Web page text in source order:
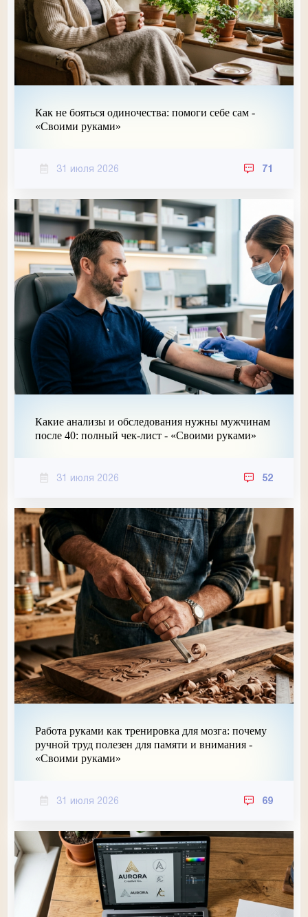
Как не бояться одиночества: помоги себе сам -
«Своими руками»
31 июля 2026 71
Какие анализы и обследования нужны мужчинам
после 40: полный чек-лист - «Своими руками»
31 июля 2026 52
Работа руками как тренировка для мозга: почему
ручной труд полезен для памяти и внимания -
«Своими руками»
31 июля 2026 69